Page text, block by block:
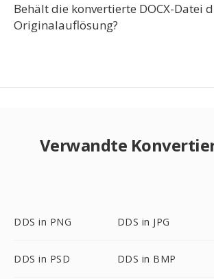
Behält die konvertierte DOCX-Datei
Originalauflösung?
Verwandte
DDS in PNG DDS in JPG
DDS in PSD DDS in BMP